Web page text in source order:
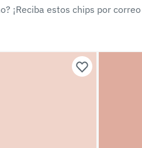
¡Reciba estos chips por correo